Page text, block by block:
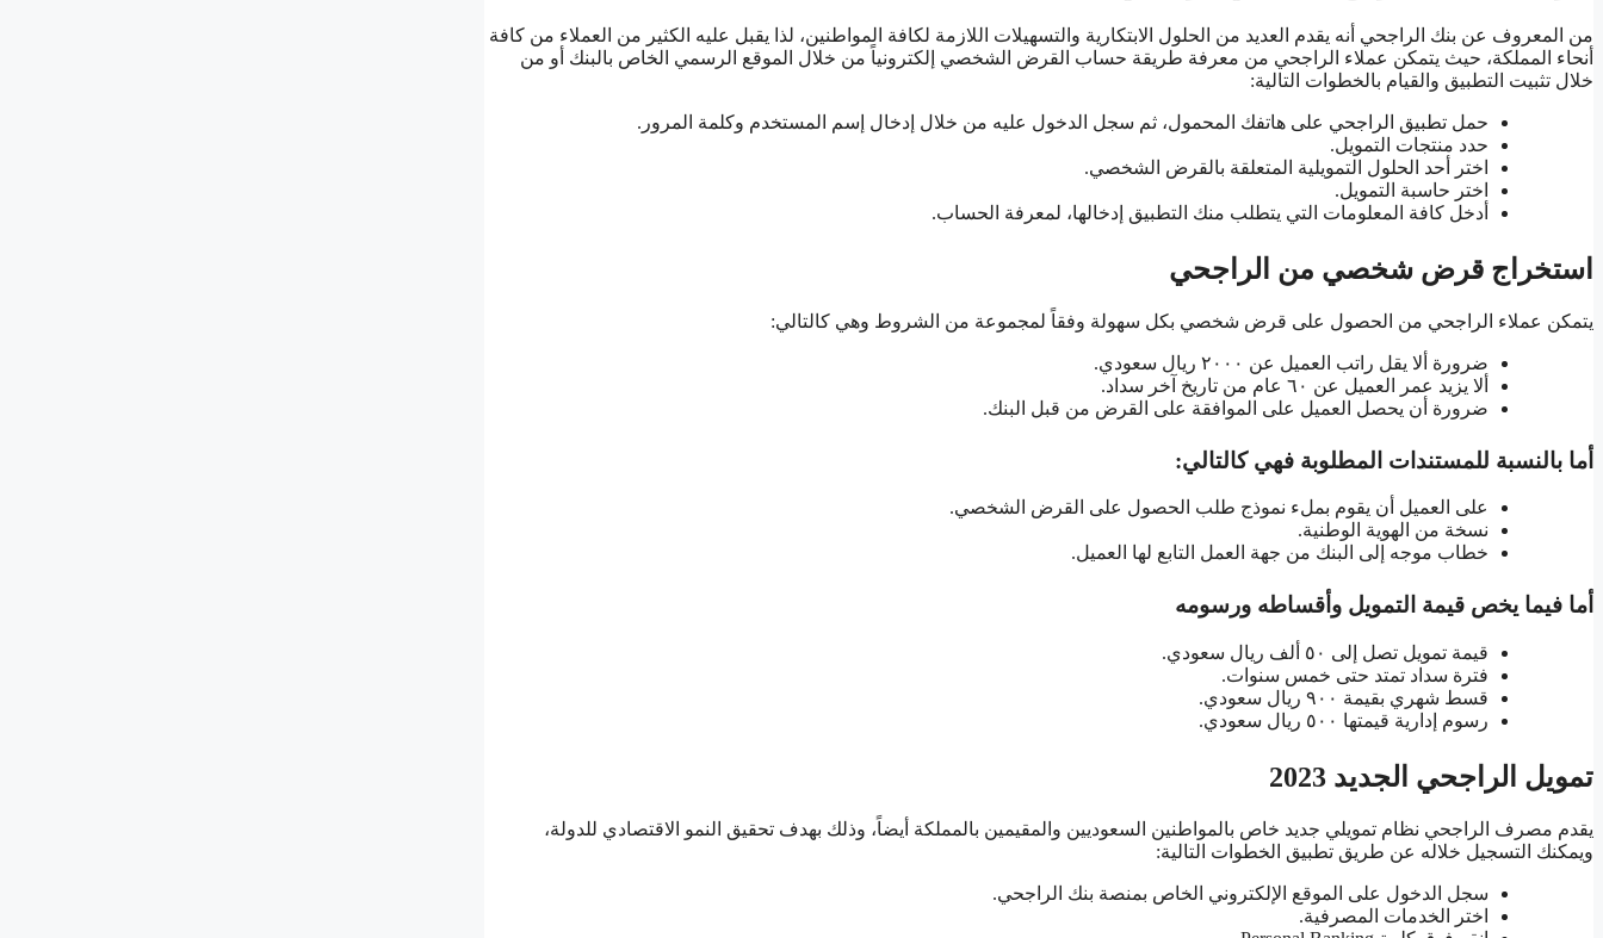
من المعروف عن بنك الراجحي أنه يقدم العديد من الحلول الابتكارية والتسهيلات اللازمة لكافة المواطنين، لذا يقبل عليه الكثير من العملاء من كافة
أنحاء المملكة، حيث يتمكن عملاء الراجحي من معرفة طريقة حساب القرض الشخصي إلكترونياً من خلال الموقع الرسمي الخاص بالبنك أو من
خلال تثبيت التطبيق والقيام بالخطوات التالية:
حمل تطبيق الراجحي على هاتفك المحمول، ثم سجل الدخول عليه من خلال إدخال إسم المستخدم وكلمة المرور.
حدد منتجات التمويل.
اختر أحد الحلول التمويلية المتعلقة بالقرض الشخصي.
اختر حاسبة التمويل.
أدخل كافة المعلومات التي يتطلب منك التطبيق إدخالها، لمعرفة الحساب.
استخراج قرض شخصي من الراجحي
يتمكن عملاء الراجحي من الحصول على قرض شخصي بكل سهولة وفقاً لمجموعة من الشروط وهي كالتالي:
ضرورة ألا يقل راتب العميل عن ٢٠٠٠ ريال سعودي.
ألا يزيد عمر العميل عن ٦٠ عام من تاريخ آخر سداد.
ضرورة أن يحصل العميل على الموافقة على القرض من قبل البنك.
أما بالنسبة للمستندات المطلوبة فهي كالتالي:
على العميل أن يقوم بملء نموذج طلب الحصول على القرض الشخصي.
نسخة من الهوية الوطنية.
خطاب موجه إلى البنك من جهة العمل التابع لها العميل.
أما فيما يخص قيمة التمويل وأقساطه ورسومه
قيمة تمويل تصل إلى ٥٠ ألف ريال سعودي.
فترة سداد تمتد حتى خمس سنوات.
قسط شهري بقيمة ٩٠٠ ريال سعودي.
رسوم إدارية قيمتها ٥٠٠ ريال سعودي.
تمويل الراجحي الجديد 2023
يقدم مصرف الراجحي نظام تمويلي جديد خاص بالمواطنين السعوديين والمقيمين بالمملكة أيضاً، وذلك بهدف تحقيق النمو الاقتصادي للدولة،
ويمكنك التسجيل خلاله عن طريق تطبيق الخطوات التالية:
سجل الدخول على الموقع الإلكتروني الخاص بمنصة بنك الراجحي.
اختر الخدمات المصرفية.